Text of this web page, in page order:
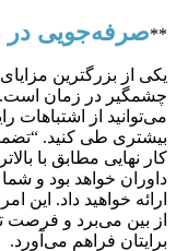
**صرفه‌جویی در
یکی از بزرگترین
چشمگیر در زمان است.
می‌توانید از اشتباهات
بیشتری طی کنید.
کار نهایی مطابق با
داوران خواهد بود و شما
ارائه خواهید داد. این
از بین می‌برد و فرصت
برایتان فراهم می‌آورد.